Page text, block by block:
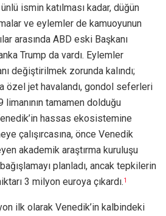
ismin katılması kadar, düğün
ve eylemler de kamuoyunun
arasında ABD eski Başkanı
Trump da vardı. Eylemler
değiştirilmek zorunda kalındı;
özel jet havalandı, gondol seferleri
limanının tamamen dolduğu
hassas ekosistemine
çalışırcasına, önce Venedik
akademik araştırma kuruluşu
planladı, ancak tepkilerin
3 milyon euroya çıkardı.1
ilk olarak Venedik’in kalbindeki